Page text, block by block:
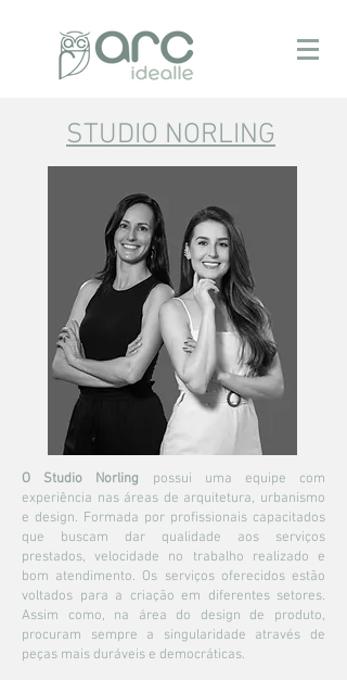
STUDIO NORLING
O Studio Norling possui uma equipe com
experiência nas áreas de arquitetura, urbanismo
e design. Formada por profissionais capacitados
que buscam dar qualidade aos serviços
prestados, velocidade no trabalho realizado e
bom atendimento. Os serviços oferecidos estão
voltados para a criação em diferentes setores.
Assim como, na área do design de produto,
procuram sempre a singularidade através de
peças mais duráveis e democráticas.